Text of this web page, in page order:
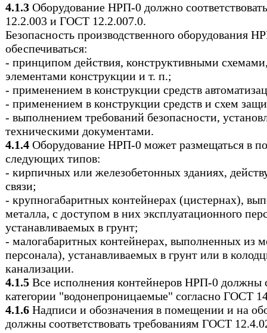
4.1.3 Оборудование НРП-0 должно
12.2.003 и ГОСТ 12.2.007.0.
Безопасность производственного оборудования
обеспечиваться:
- принципом действия, конструктивными
элементами конструкции и т. п.;
- применением в конструкции средств
- применением в конструкции средств и схем
- выполнением требований безопасности,
техническими документами.
4.1.4 Оборудование НРП-0 может размещаться в
следующих типов:
- кирпичных или железобетонных зданиях,
связи;
- крупногабаритных контейнерах (цистернах),
металла, с доступом в них эксплуатационного
устанавливаемых в грунт;
- малогабаритных контейнерах, выполненных из
персонала), устанавливаемых в грунт или в
канализации.
4.1.5 Все исполнения контейнеров НРП-0 должны
категории "водонепроницаемые" согласно ГОСТ
4.1.6 Надписи и обозначения в помещении и на
должны соответствовать требованиям ГОСТ